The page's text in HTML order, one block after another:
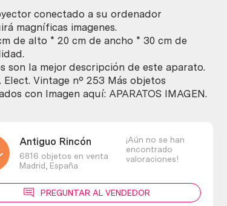
conectado a su ordenador
magníficas imagenes.
de alto * 20 cm de ancho * 30 cm de
son la mejor descripción de este aparato.
Elect. Vintage nº 253 Más objetos
con Imagen aquí: APARATOS IMAGEN.
Antiguo Rincón
6816 objetos en venta
Madrid, España
¡Aún no se han
encontrado
valoraciones!
PREGUNTAR AL VENDEDOR